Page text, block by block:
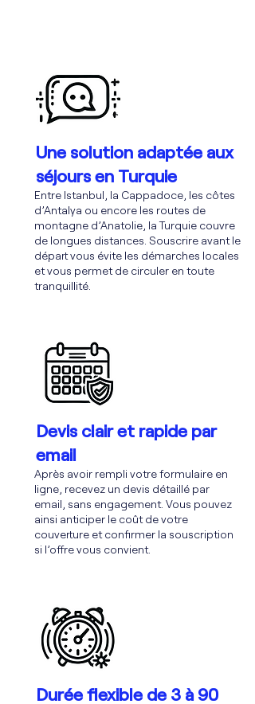
Une solution adaptée aux
séjours en Turquie
Entre Istanbul, la Cappadoce, les côtes
d’Antalya ou encore les routes de
montagne d’Anatolie, la Turquie couvre
de longues distances. Souscrire avant le
départ vous évite les démarches locales
et vous permet de circuler en toute
tranquillité.
Devis clair et rapide par
email
Après avoir rempli votre formulaire en
ligne, recevez un devis détaillé par
email, sans engagement. Vous pouvez
ainsi anticiper le coût de votre
couverture et confirmer la souscription
si l’offre vous convient.
Durée flexible de 3 à 90